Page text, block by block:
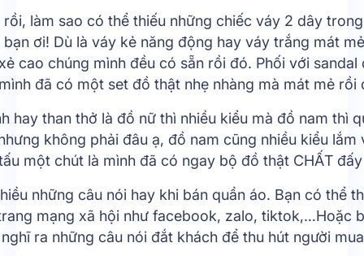
rồi, làm sao có thể thiếu những chiếc váy 2 dây
ơi! Dù là váy kẻ năng động hay váy trắng mát
cao chúng mình đều có sẵn rồi đó. Phối với sandal
đã có một set đồ thật nhẹ nhàng mà mát mẻ rồi
hay than thở là đồ nữ thì nhiều kiểu mà đồ nam thì
không phải đâu ạ, đồ nam cũng nhiều kiểu lắm
một chút là mình đã có ngay bộ đồ thật CHẤT
những câu nói hay khi bán quần áo. Bạn có thể
mạng xã hội như facebook, zalo, tiktok,…Hoặc
ra những câu nói đắt khách để thu hút người